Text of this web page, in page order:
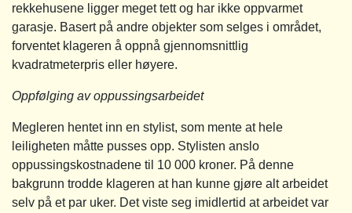
rekkehusene ligger meget tett og har ikke oppvarmet
garasje. Basert på andre objekter som selges i området,
forventet klageren å oppnå gjennomsnittlig
kvadratmeterpris eller høyere.
Oppfølging av oppussingsarbeidet
Megleren hentet inn en stylist, som mente at hele
leiligheten måtte pusses opp. Stylisten anslo
oppussingskostnadene til 10 000 kroner. På denne
bakgrunn trodde klageren at han kunne gjøre alt arbeidet
selv på et par uker. Det viste seg imidlertid at arbeidet var